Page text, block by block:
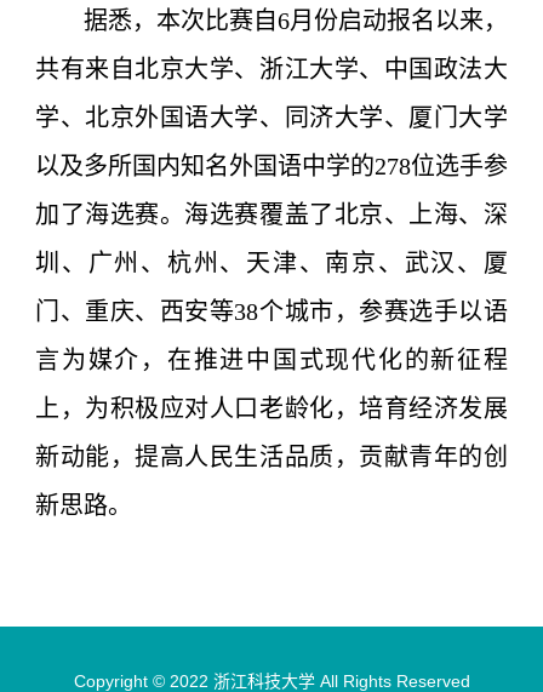
据悉，本次比赛自6月份启动报名以来，
共有来自北京大学、浙江大学、中国政法大
学、北京外国语大学、同济大学、厦门大学
以及多所国内知名外国语中学的278位选手参
加了海选赛。海选赛覆盖了北京、上海、深
圳、广州、杭州、天津、南京、武汉、厦
门、重庆、西安等38个城市，参赛选手以语
言为媒介，在推进中国式现代化的新征程
上，为积极应对人口老龄化，培育经济发展
新动能，提高人民生活品质，贡献青年的创
新思路。
Copyright © 2022 浙江科技大学 All Rights Reserved